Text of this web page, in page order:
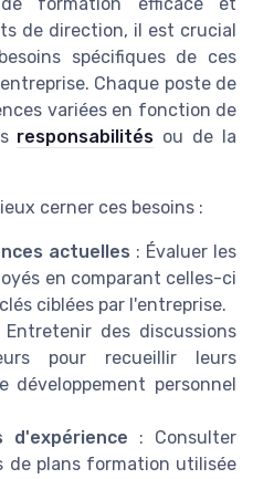
de direction, il est crucial
spécifiques de ces
Chaque poste de
variées en fonction de
responsabilités ou de la
cerner ces besoins :
actuelles : Évaluer les
en comparant celles-ci
ciblées par l'entreprise.
Entretenir des discussions
pour recueillir leurs
personnel
d'expérience : Consulter
de plans formation utilisée